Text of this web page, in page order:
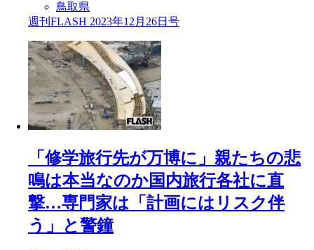
鳥取県
週刊FLASH 2023年12月26日号
「修学旅行先が万博に」親たちの悲
鳴は本当なのか国内旅行各社に直
撃…専門家は「計画にはリスク伴
う」と警鐘